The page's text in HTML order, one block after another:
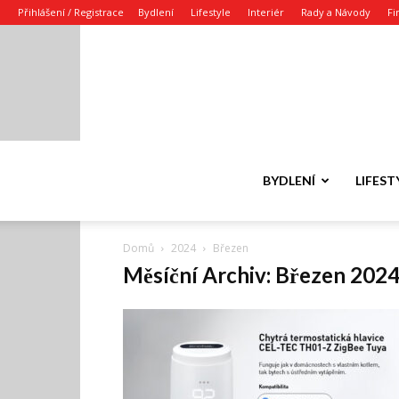
Přihlášení / Registrace Bydlení Lifestyle Interiér Rady a Návody
BYDLENÍ
Domů 2024 Březen
Měsíční Archiv: Březen 2024